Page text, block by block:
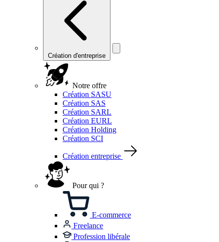
Création d'entreprise
Notre offre
Création SASU
Création SAS
Création SARL
Création EURL
Création Holding
Création SCI
Création entreprise
Pour qui ?
E-commerce
Freelance
Profession libérale